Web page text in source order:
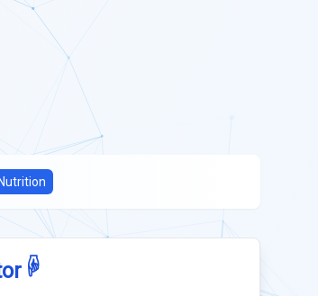
Nutrition
☟